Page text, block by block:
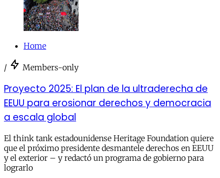
Home
/ Members-only
Proyecto 2025: El plan de la ultraderecha de
EEUU para erosionar derechos y democracia
a escala global
El think tank estadounidense Heritage Foundation quiere
que el próximo presidente desmantele derechos en EEUU
y el exterior – y redactó un programa de gobierno para
lograrlo